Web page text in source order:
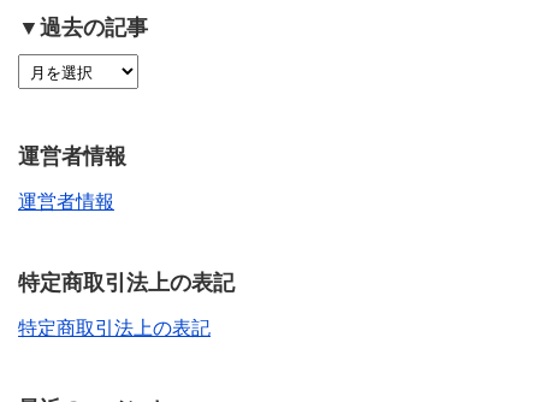
▼過去の記事
運営者情報
運営者情報
特定商取引法上の表記
特定商取引法上の表記